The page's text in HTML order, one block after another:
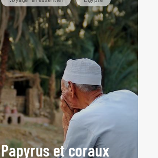
Papyrus et coraux